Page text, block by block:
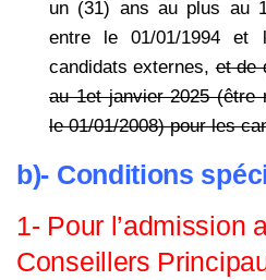
un (31) ans au plus au
entre le 01/01/1994 et
candidats externes,et de
au 1et janvier 2025 (être
le 01/01/2008) pour les
b)- Conditions
1- Pour l’admission
Conseillers